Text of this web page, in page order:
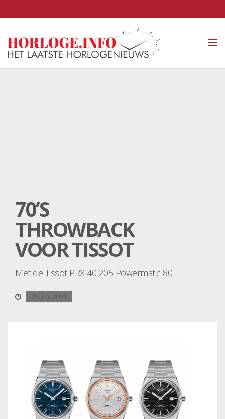
70’S
THROWBACK
VOOR TISSOT
Met de Tissot PRX 40 205 Powermatic 80
26 juni 2021